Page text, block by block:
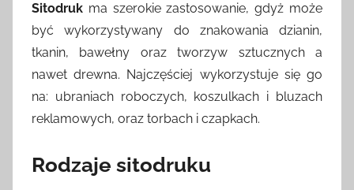
Sitodruk ma szerokie zastosowanie, gdyż może
być wykorzystywany do znakowania dzianin,
tkanin, bawełny oraz tworzyw sztucznych a
nawet drewna. Najczęściej wykorzystuje się go
na: ubraniach roboczych, koszulkach i bluzach
reklamowych, oraz torbach i czapkach.
Rodzaje sitodruku